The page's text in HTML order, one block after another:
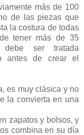
más de 100
de las piezas que
la costura de todas
tener más de 35
ser tratada
antes de crear el
es muy clásica y no
la convierta en una
zapatos y bolsos, y
combina en su día